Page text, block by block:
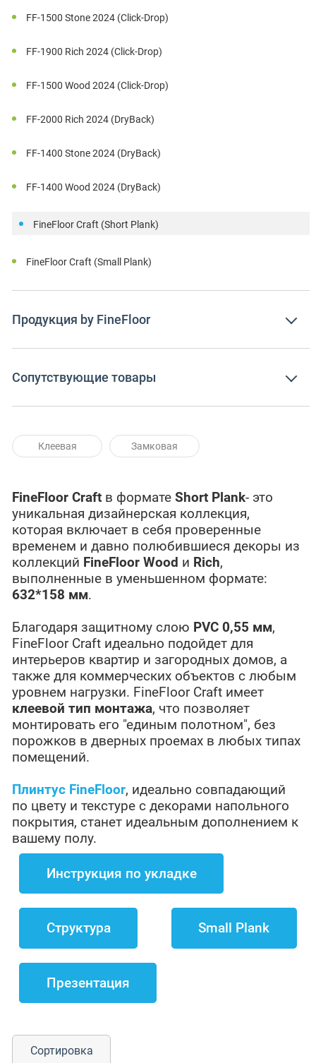
FF-1500 Stone 2024 (Click-Drop)
FF-1900 Rich 2024 (Click-Drop)
FF-1500 Wood 2024 (Click-Drop)
FF-2000 Rich 2024 (DryBack)
FF-1400 Stone 2024 (DryBack)
FF-1400 Wood 2024 (DryBack)
FineFloor Craft (Short Plank)
FineFloor Craft (Small Plank)
Продукция by FineFloor
Сопутствующие товары
Клеевая Замковая
FineFloor Craft в форматеShort Plank- это
уникальная дизайнерская коллекция,
которая включает в себя проверенные
временем и давно полюбившиеся декоры из
коллекций FineFloor Wood и Rich,
выполненные в уменьшенном формате:
632*158 мм.
Благодаря защитному слою PVC 0,55 мм,
FineFloor Craft идеально подойдет для
интерьеров квартир и загородных домов, а
также для коммерческих объектов с любым
уровнем нагрузки. FineFloor Craft имеет
клеевой тип монтажа, что позволяет
монтировать его "единым полотном", без
порожков в дверных проемах в любых типах
помещений.
Плинтус FineFloor, идеально совпадающий
по цвету и текстуре с декорами напольного
покрытия, станет идеальным дополнением к
вашему полу.
Инструкция по укладке
Структура Small Plank
Презентация
Сортировка